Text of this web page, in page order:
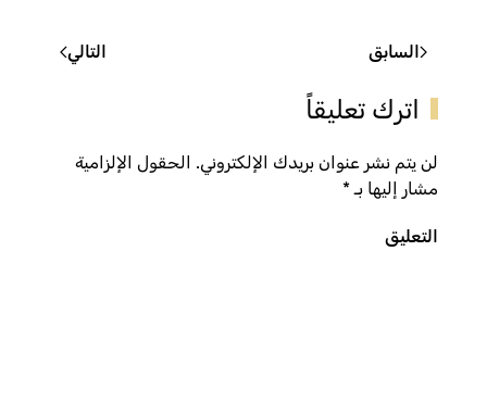
السابق التالي
اترك تعليقاً
لن يتم نشر عنوان بريدك الإلكتروني. الحقول الإلزامية
مشار إليها بـ*
التعليق